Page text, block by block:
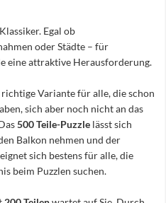
Egal ob
oder Städte – für
e eine attraktive Herausforderung.
Variante für alle, die schon
sich aber noch nicht an das
500 Teile-Puzzle lässt sich
Balkon nehmen und der
sich bestens für alle, die
beim Puzzlen suchen.